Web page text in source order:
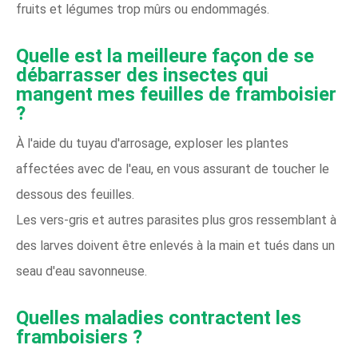
fruits et légumes trop mûrs ou endommagés.
Quelle est la meilleure façon de se
débarrasser des insectes qui
mangent mes feuilles de framboisier
?
À l'aide du tuyau d'arrosage, exploser les plantes
affectées avec de l'eau, en vous assurant de toucher le
dessous des feuilles.
Les vers-gris et autres parasites plus gros ressemblant à
des larves doivent être enlevés à la main et tués dans un
seau d'eau savonneuse.
Quelles maladies contractent les
framboisiers ?